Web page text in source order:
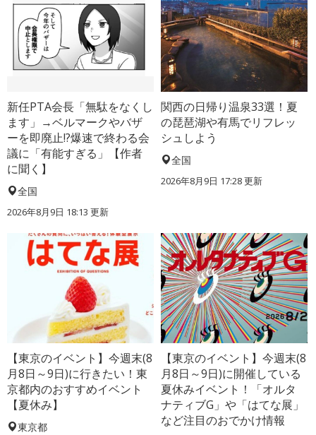
新任PTA会長「無駄をなくし
ます」→ベルマークやバザ
ーを即廃止!?爆速で終わる会
議に「有能すぎる」【作者
に聞く】
全国
2026年8月9日 18:13 更新
関西の日帰り温泉33選！夏
の琵琶湖や有馬でリフレッ
シュしよう
全国
2026年8月9日 17:28更新
【東京のイベント】今週末(8
月8日～9日)に行きたい！東
京都内のおすすめイベント
【夏休み】
東京都
【東京のイベント】今週末(8
月8日～9日)に開催している
夏休みイベント！「オルタ
ナティブG」や「はてな展」
など注目のおでかけ情報